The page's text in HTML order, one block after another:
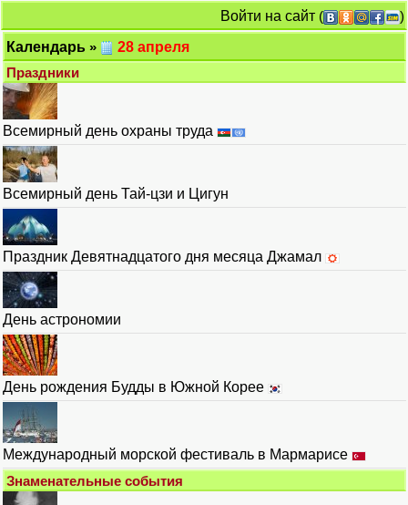
Войти на сайт (
)
Календарь »
28 апреля
Праздники
Всемирный день охраны труда
Всемирный день Тай-цзи и Цигун
Праздник Девятнадцатого дня месяца Джамал
День астрономии
День рождения Будды в Южной Корее
Международный морской фестиваль в Мармарисе
Знаменательные события